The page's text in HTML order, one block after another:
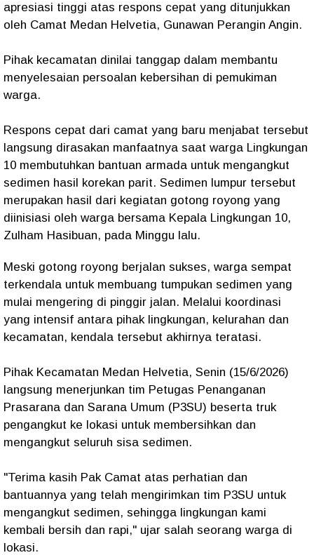
apresiasi tinggi atas respons cepat yang ditunjukkan
oleh Camat Medan Helvetia, Gunawan Perangin Angin.
Pihak kecamatan dinilai tanggap dalam membantu
menyelesaian persoalan kebersihan di pemukiman
warga.
Respons cepat dari camat yang baru menjabat tersebut
langsung dirasakan manfaatnya saat warga Lingkungan
10 membutuhkan bantuan armada untuk mengangkut
sedimen hasil korekan parit. Sedimen lumpur tersebut
merupakan hasil dari kegiatan gotong royong yang
diinisiasi oleh warga bersama Kepala Lingkungan 10,
Zulham Hasibuan, pada Minggu lalu.
Meski gotong royong berjalan sukses, warga sempat
terkendala untuk membuang tumpukan sedimen yang
mulai mengering di pinggir jalan. Melalui koordinasi
yang intensif antara pihak lingkungan, kelurahan dan
kecamatan, kendala tersebut akhirnya teratasi.
Pihak Kecamatan Medan Helvetia, Senin (15/6/2026)
langsung menerjunkan tim Petugas Penanganan
Prasarana dan Sarana Umum (P3SU) beserta truk
pengangkut ke lokasi untuk membersihkan dan
mengangkut seluruh sisa sedimen.
"Terima kasih Pak Camat atas perhatian dan
bantuannya yang telah mengirimkan tim P3SU untuk
mengangkut sedimen, sehingga lingkungan kami
kembali bersih dan rapi," ujar salah seorang warga di
lokasi.